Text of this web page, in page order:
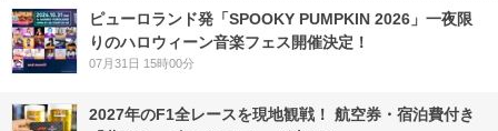
ピューロランド発「SPOOKY PUMPKIN 2026」一夜限
りのハロウィーン音楽フェス開催決定！
07月31日 15時00分
2027年のF1全レースを現地観戦！ 航空券・宿泊費付き